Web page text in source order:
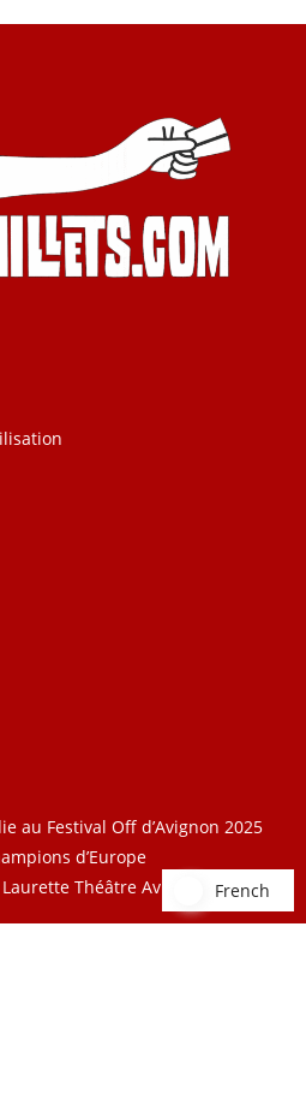
au Festival Off d’Avignon 2025
d’Europe
Théâtre Avignon
French
French